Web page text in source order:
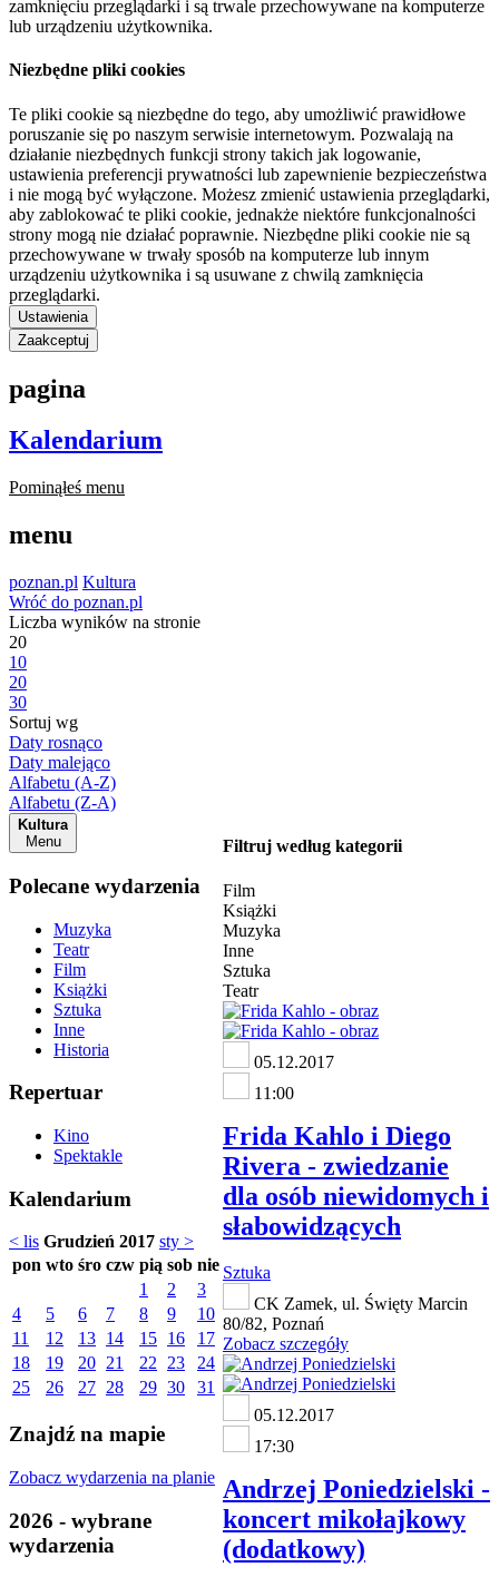
zamknięciu przeglądarki i są trwale przechowywane na komputerze
lub urządzeniu użytkownika.
Niezbędne pliki cookies
Te pliki cookie są niezbędne do tego, aby umożliwić prawidłowe
poruszanie się po naszym serwisie internetowym. Pozwalają na
działanie niezbędnych funkcji strony takich jak logowanie,
ustawienia preferencji prywatności lub zapewnienie bezpieczeństwa
i nie mogą być wyłączone. Możesz zmienić ustawienia przeglądarki,
aby zablokować te pliki cookie, jednakże niektóre funkcjonalności
strony mogą nie działać poprawnie. Niezbędne pliki cookie nie są
przechowywane w trwały sposób na komputerze lub innym
urządzeniu użytkownika i są usuwane z chwilą zamknięcia
przeglądarki.
Ustawienia
Zaakceptuj
pagina
Kalendarium
Pominąłeś menu
menu
poznan.pl Kultura
Wróć do poznan.pl
Liczba wyników na stronie
20
10
20
30
Sortuj wg
Daty rosnąco
Daty malejąco
Alfabetu (A-Z)
Alfabetu (Z-A)
Kultura
Menu
Polecane wydarzenia
Muzyka
Teatr
Film
Książki
Sztuka
Inne
Historia
Repertuar
Kino
Spektakle
Kalendarium
< lis Grudzień 2017 sty >
pon wto śro czw pią sob nie
1
2
3
4
5 6 7 8 9
10
11
12 13 14 15 16
17
18
19 20 21 22 23
24
25
26 27 28 29 30 31
Znajdź na mapie
Zobacz wydarzenia na planie
2026 - wybrane
wydarzenia
Filtruj według kategorii
Film
Książki
Muzyka
Inne
Sztuka
Teatr
05.12.2017
11:00
Frida Kahlo i Diego
Rivera - zwiedzanie
dla osób niewidomych i
słabowidzących
Sztuka
CK Zamek, ul. Święty Marcin
80/82, Poznań
Zobacz szczegóły
05.12.2017
17:30
Andrzej Poniedzielski -
koncert mikołajkowy
(dodatkowy)